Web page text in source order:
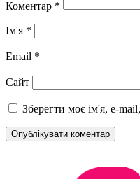
Коментар *
Ім'я *
Email *
Сайт
Зберегти моє ім'я, e-